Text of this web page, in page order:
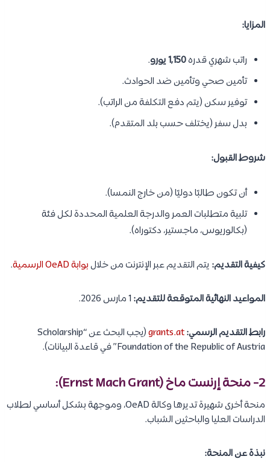
المزايا:
راتب شهري قدره1,150 يورو
.
تأمين صحي وتأمين ضد الحوادث.
توفير سكن (يتم دفع التكلفة من الراتب).
بدل سفر (يختلف حسب بلد المتقدم).
شروط القبول:
أن تكون طالبًا دوليًا (من خارج النمسا).
تلبية متطلبات العمر والدرجة العلمية المحددة لكل فئة
(بكالوريوس، ماجستير، دكتوراه).
كيفية التقديم: يتم التقديم عبر الإنترنت من خلالبوابة OeAD الرسمية .
المواعيد النهائية المتوقعة للتقديم:
رابط التقديم الرسمي:grants.at
(يجب البحث عن “Scholarship
Foundation of the Republic of Austria” في قاعدة البيانات).
2- منحة إرنست ماخ (Ernst Mach Grant):
منحة أخرى شهيرة تديرها وكالة OeAD، وموجهة بشكل أساسي لطلاب
الدراسات العليا والباحثين الشباب.
نبذة عن المنحة: